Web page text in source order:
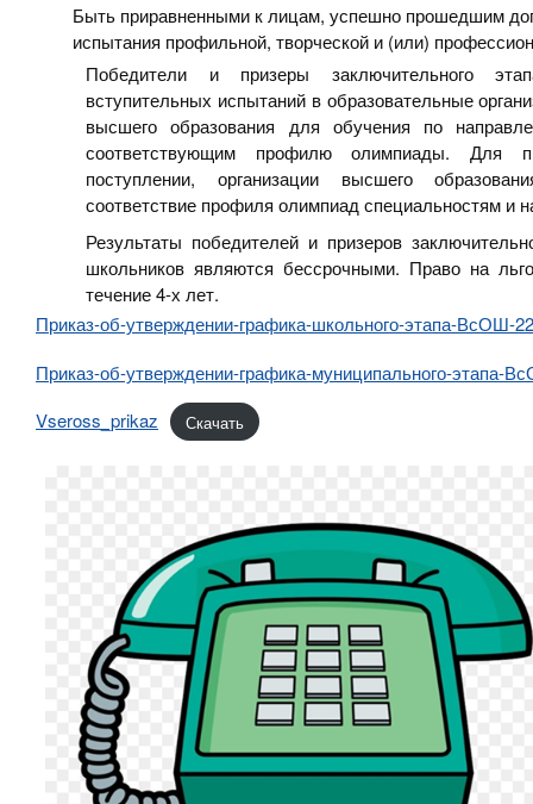
Быть приравненными к лицам, успешно прошедшим
испытания профильной, творческой и (или)
Победители и призеры заключительного
вступительных испытаний в образовательные
высшего образования для обучения по
соответствующим профилю олимпиады. Для
поступлении, организации высшего
соответствие профиля олимпиад специальностям и
Результаты победителей и призеров
школьников являются бессрочными. Право на
течение 4-х лет.
Приказ-об-утверждении-графика-школьного-этапа-ВсОШ-
Приказ-об-утверждении-графика-муниципального-этапа-
Vseross_prikaz
Скачать